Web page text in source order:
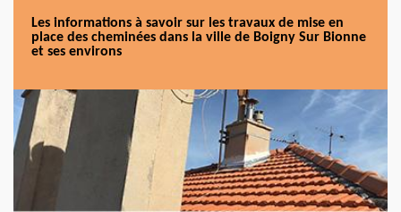
Les informations à savoir sur les travaux de mise en
place des cheminées dans la ville de Boigny Sur Bionne
et ses environs